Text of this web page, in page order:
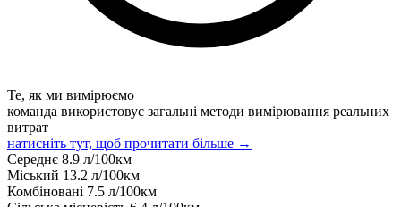
Те, як ми вимірюємо
команда використовує загальні методи вимірювання реальних
витрат
натисніть тут, щоб прочитати більше →
Середнє 8.9 л/100км
Міський 13.2 л/100км
Комбіновані 7.5 л/100км